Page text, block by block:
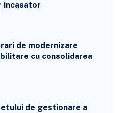
incasator
de modernizare
cu consolidarea
de gestionare a